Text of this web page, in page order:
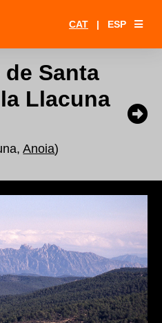
CAT | ESP
Santa
Llacuna
Anoia)